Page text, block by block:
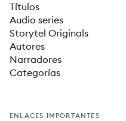
Títulos
Audio series
Storytel Originals
Autores
Narradores
Categorías
ENLACES IMPORTANTES